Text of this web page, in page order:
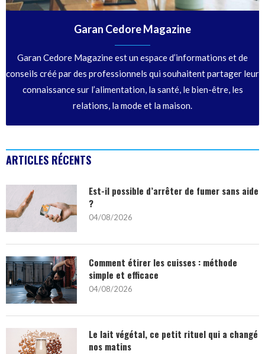
Garan Cedore Magazine
Garan Cedore Magazine est un espace d’informations et de
conseils créé par des professionnels qui souhaitent partager leur
connaissance sur l’alimentation, la santé, le bien-être, les
relations, la mode et la maison.
ARTICLES RÉCENTS
Est-il possible d’arrêter de fumer sans aide
?
04/08/2026
Comment étirer les cuisses : méthode
simple et efficace
04/08/2026
Le lait végétal, ce petit rituel qui a changé
nos matins